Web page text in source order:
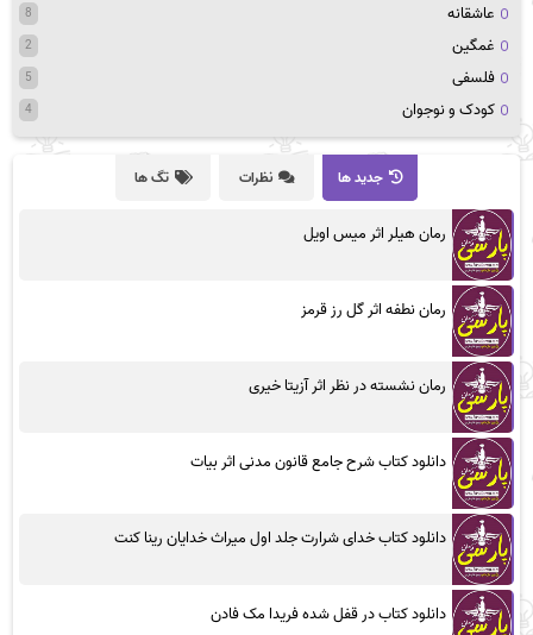
عاشقانه 8
غمگین 2
فلسفی 5
کودک و نوجوان 4
جدید ها نظرات تگ ها
رمان هیلر اثر میس اویل
رمان نطفه اثر گل رز قرمز
رمان نشسته در نظر اثر آزیتا خیری
دانلود کتاب شرح جامع قانون مدنی اثر بیات
دانلود کتاب خدای شرارت جلد اول میراث خدایان رینا کنت
دانلود کتاب در قفل شده فریدا مک فادن